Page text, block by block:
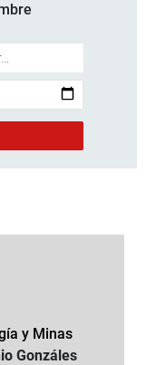
y Minas
Gonzáles